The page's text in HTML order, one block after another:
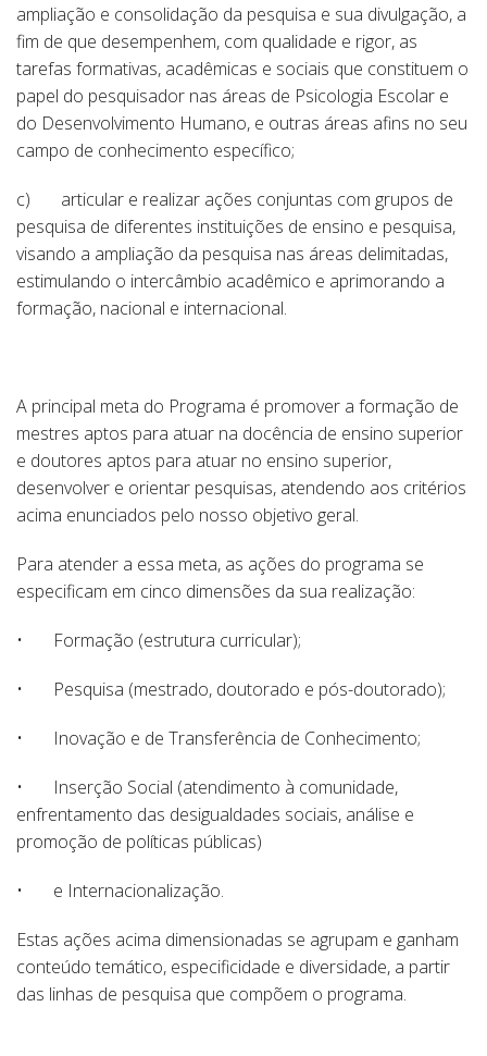
ampliação e consolidação da pesquisa e sua divulgação, a
fim de que desempenhem, com qualidade e rigor, as
tarefas formativas, acadêmicas e sociais que constituem o
papel do pesquisador nas áreas de Psicologia Escolar e
do Desenvolvimento Humano, e outras áreas afins no seu
campo de conhecimento específico;
c) articular e realizar ações conjuntas com grupos de
pesquisa de diferentes instituições de ensino e pesquisa,
visando a ampliação da pesquisa nas áreas delimitadas,
estimulando o intercâmbio acadêmico e aprimorando a
formação, nacional e internacional.
A principal meta do Programa é promover a formação de
mestres aptos para atuar na docência de ensino superior
e doutores aptos para atuar no ensino superior,
desenvolver e orientar pesquisas, atendendo aos critérios
acima enunciados pelo nosso objetivo geral.
Para atender a essa meta, as ações do programa se
especificam em cinco dimensões da sua realização:
• Formação (estrutura curricular);
• Pesquisa (mestrado, doutorado e pós-doutorado);
• Inovação e de Transferência de Conhecimento;
• Inserção Social (atendimento à comunidade,
enfrentamento das desigualdades sociais, análise e
promoção de políticas públicas)
• e Internacionalização.
Estas ações acima dimensionadas se agrupam e ganham
conteúdo temático, especificidade e diversidade, a partir
das linhas de pesquisa que compõem o programa.